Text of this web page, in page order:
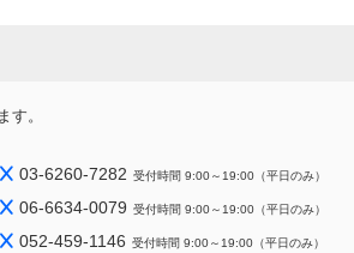
す。
03-6260-7282 受付時間 9:00～19:00（平日のみ）
06-6634-0079 受付時間 9:00～19:00（平日のみ）
052-459-1146 受付時間 9:00～19:00（平日のみ）